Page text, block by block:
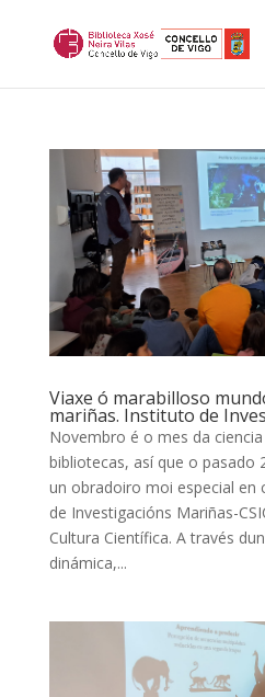
Viaxe ó marabilloso
mariñas. Instituto de
Novembro é o mes da
bibliotecas, así que o pasado
un obradoiro moi especial
de Investigacións Mariñas-
Cultura Científica. A través
dinámica,...